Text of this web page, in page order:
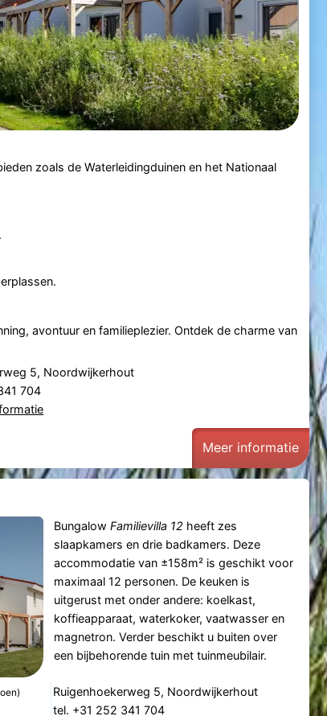
zoals de Waterleidingduinen en het Nationaal
avontuur en familieplezier. Ontdek de charme van
5, Noordwijkerhout
704
Meer informatie
Bungalow Familievilla 12 heeft zes
slaapkamers en drie badkamers. Deze
accommodatie van ±158m² is geschikt voor
maximaal 12 personen. De keuken is
uitgerust met onder andere: koelkast,
koffieapparaat, waterkoker, vaatwasser en
magnetron. Verder beschikt u buiten over
een bijbehorende tuin met tuinmeubilair.
Ruigenhoekerweg 5, Noordwijkerhout
tel. +31 252 341 704